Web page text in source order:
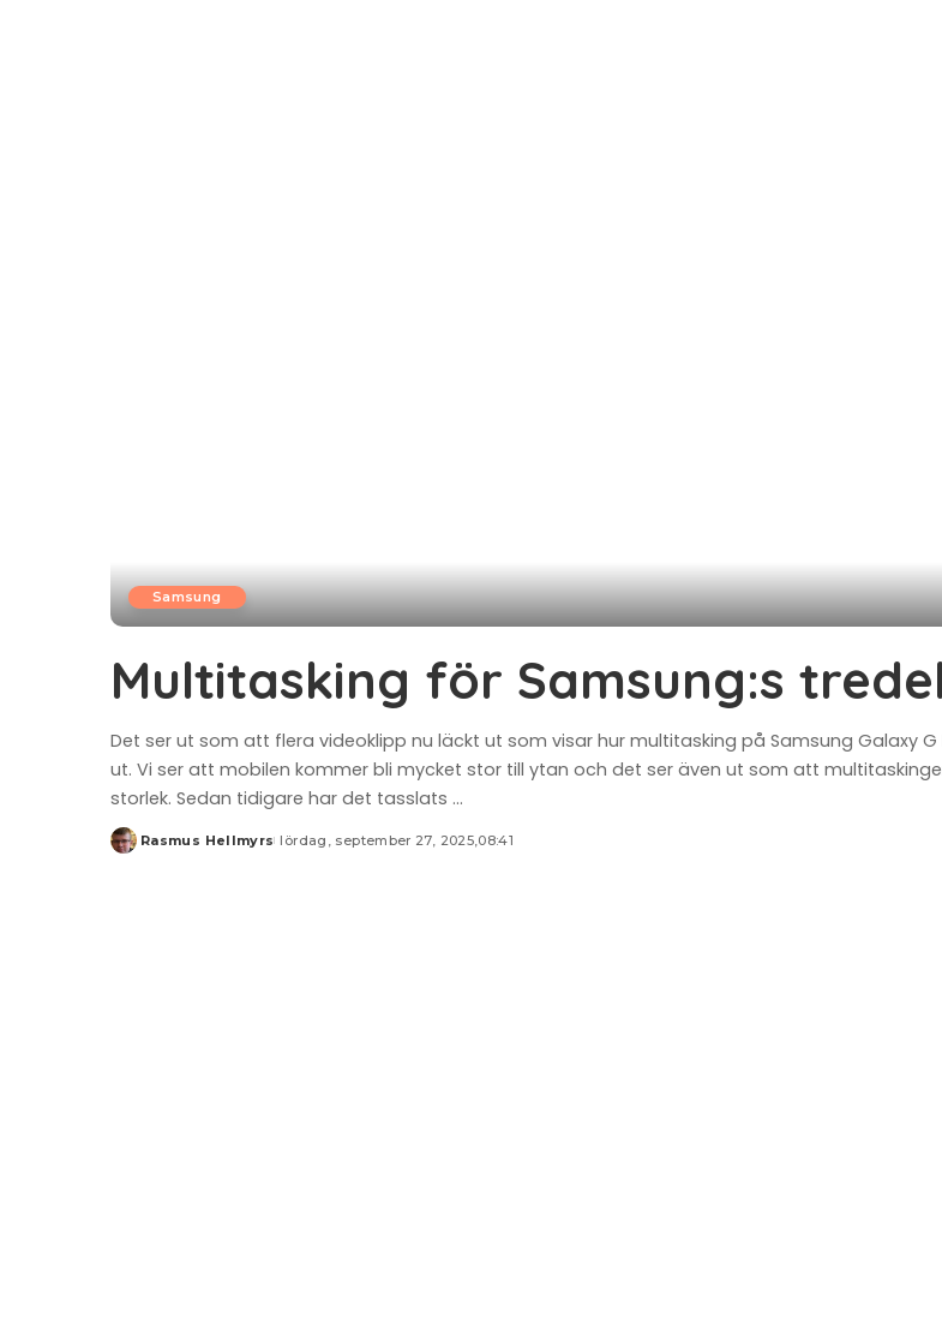
Samsung
Multitasking för Samsung:s
Det ser ut som att flera videoklipp nu läckt ut som visar hur multitasking på Samsung Galaxy
ut. Vi ser att mobilen kommer bli mycket stor till ytan och det ser även ut som att
storlek. Sedan tidigare har det tasslats ...
Posted
Rasmus Hellmyrs lördag, september 27, 2025,08:41